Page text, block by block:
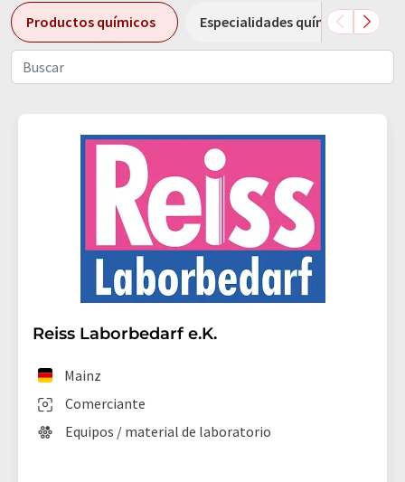
Productos químicos Especialidades químicas
Reiss Laborbedarf e.K.
Comerciante
Mainz
Equipos / material de laboratorio